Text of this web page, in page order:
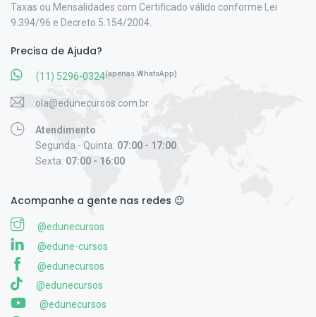
Taxas ou Mensalidades com Certificado válido conforme Lei
9.394/96 e Decreto 5.154/2004.
Precisa de Ajuda?
(11) 5296-0324(apenas WhatsApp)
ola@edunecursos.com.br
Atendimento
Segunda - Quinta: 07:00 - 17:00
Sexta: 07:00 - 16:00
Acompanhe a gente nas redes 😉
@edunecursos
@edune-cursos
@edunecursos
@edunecursos
@edunecursos